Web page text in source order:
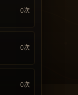
0次
0次
0次